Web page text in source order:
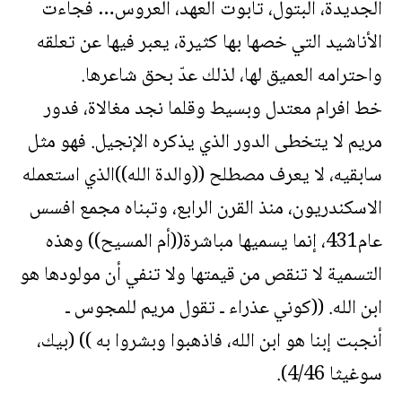
الجديدة، البتول، تابوت العهد، العروس… فجاءت
الأناشيد التي خصها بها كثيرة، يعبر فيها عن تعلقه
واحترامه العميق لها، لذلك عدّ بحق شاعرها.
خط افرام معتدل وبسيط وقلما نجد مغالاة، فدور
مريم لا يتخطى الدور الذي يذكره الإنجيل. فهو مثل
سابقيه، لا يعرف مصطلح ((والدة الله))الذي استعمله
الاسكندريون، منذ القرن الرابع، وتبناه مجمع افسس
عام431، إنما يسميها مباشرة((أم المسيح)) وهذه
التسمية لا تنقص من قيمتها ولا تنفي أن مولودها هو
ابن الله. ((كوني عذراء ـ تقول مريم للمجوس ـ
أنجبت إبنا هو ابن الله، فاذهبوا وبشروا به )) (بيك،
سوغيثا 4/46).